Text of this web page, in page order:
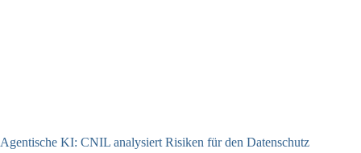
Agentische KI: CNIL analysiert Risiken für den Datenschutz